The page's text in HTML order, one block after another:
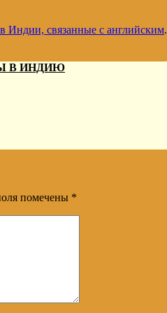
Индии, связанные с английским.
В ИНДИЮ
помечены *